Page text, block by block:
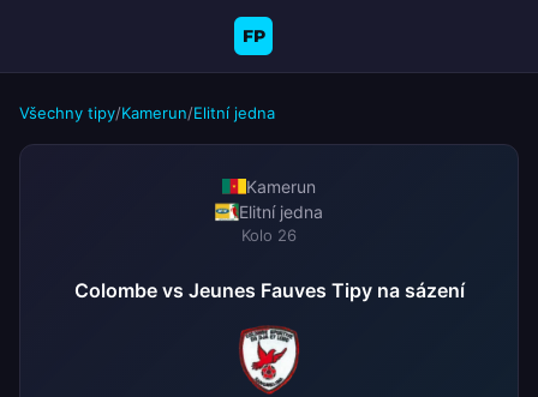
FP
Všechny tipy/Kamerun/Elitní jedna
Kamerun
Elitní jedna
Kolo 26
Colombe vs Jeunes Fauves Tipy na sázení